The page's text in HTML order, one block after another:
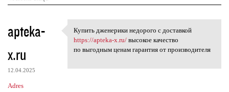
K
o
m
e
n
apteka-
x.ru
12.04.2025
Adres
Купить дженерики недорого с
Купить дженерики недорого с доставкой
https://apteka-x.ru/высокое качество
по выгодным ценам гарантия от производителя